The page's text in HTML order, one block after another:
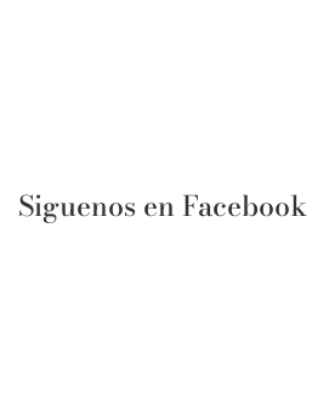
Siguenos en Facebook